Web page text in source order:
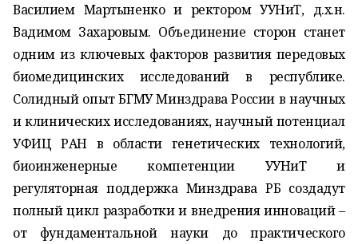
Василием Мартыненко и ректором УУНиТ, д.х.н.
Вадимом Захаровым. Объединение сторон станет
одним из ключевых факторов развития передовых
биомедицинских исследований в республике.
Солидный опыт БГМУ Минздрава России в научных
и клинических исследованиях, научный потенциал
УФИЦ РАН в области генетических технологий,
биоинженерные компетенции УУНиТ и
регуляторная поддержка Минздрава РБ создадут
полный цикл разработки и внедрения инноваций –
от фундаментальной науки до практического